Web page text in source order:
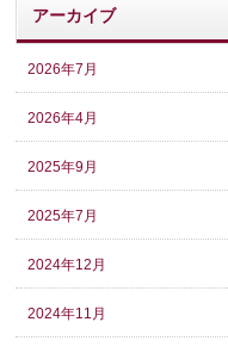
アーカイブ
2026年7月
2026年4月
2025年9月
2025年7月
2024年12月
2024年11月